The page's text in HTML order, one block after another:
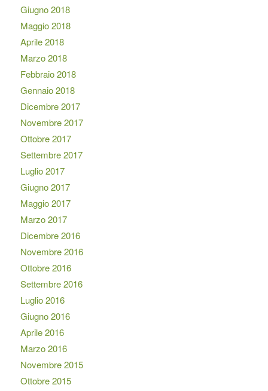
Giugno 2018
Maggio 2018
Aprile 2018
Marzo 2018
Febbraio 2018
Gennaio 2018
Dicembre 2017
Novembre 2017
Ottobre 2017
Settembre 2017
Luglio 2017
Giugno 2017
Maggio 2017
Marzo 2017
Dicembre 2016
Novembre 2016
Ottobre 2016
Settembre 2016
Luglio 2016
Giugno 2016
Aprile 2016
Marzo 2016
Novembre 2015
Ottobre 2015